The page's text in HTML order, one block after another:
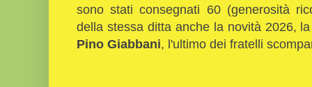
sono stati consegnati 60 (generosità
della stessa ditta anche la novità 2026,
Pino Giabbani, l'ultimo dei fratelli